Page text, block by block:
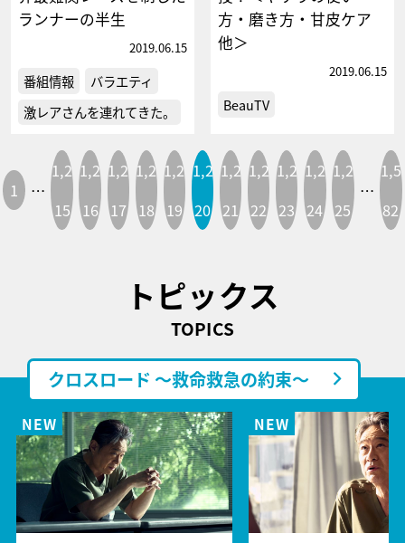
ランナーの半生
2019.06.15
番組情報
バラエティ
激レアさんを連れてきた。
方・磨き方・甘皮ケア
他＞
2019.06.15
BeauTV
1 …
1,2
15
1,2
16
1,2
17
1,2
18
1,2
19
1,2
20
1,2
21
1,2
22
1,2
23
1,2
24
1,2
25
…
1,5
82
トピックス
TOPICS
クロスロード ～救命救急の約束～